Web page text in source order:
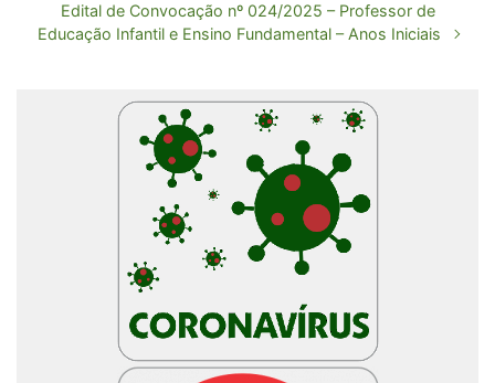
Edital de Convocação nº 024/2025 – Professor de
Educação Infantil e Ensino Fundamental – Anos Iniciais